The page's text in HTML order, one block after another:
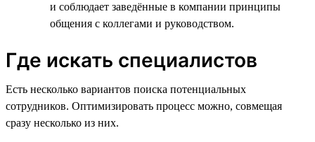
и соблюдает заведённые в компании принципы
общения с коллегами и руководством.
Где искать специалистов
Есть несколько вариантов поиска потенциальных
сотрудников. Оптимизировать процесс можно, совмещая
сразу несколько из них.